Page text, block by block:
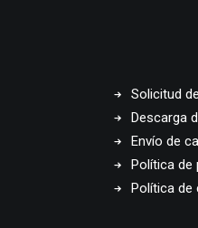
Solicitud
Descarga
Envío de
Política de
Política de